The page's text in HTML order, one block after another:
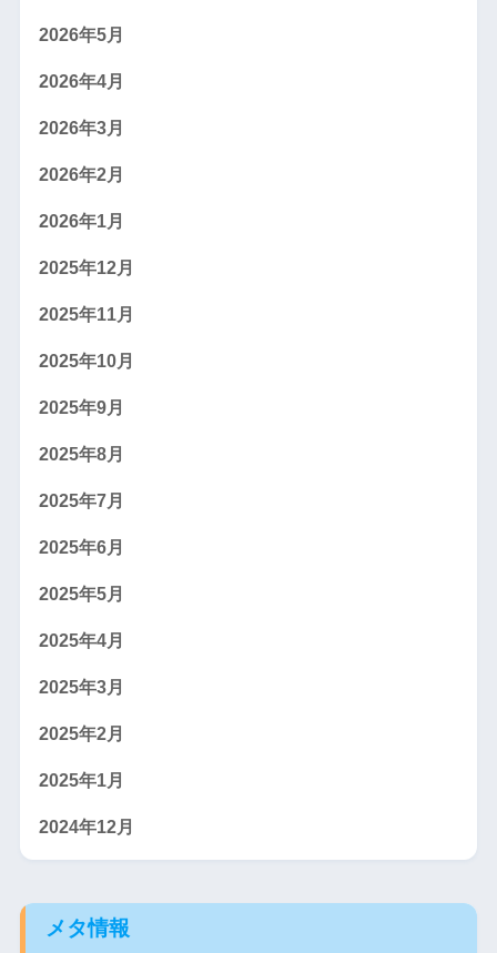
2026年5月
2026年4月
2026年3月
2026年2月
2026年1月
2025年12月
2025年11月
2025年10月
2025年9月
2025年8月
2025年7月
2025年6月
2025年5月
2025年4月
2025年3月
2025年2月
2025年1月
2024年12月
メタ情報